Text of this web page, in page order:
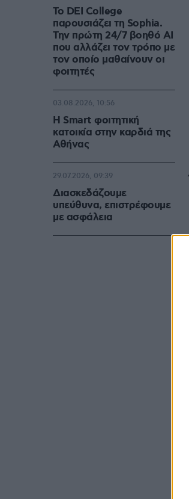
Το DEI College
παρουσιάζει τη Sophia.
Την πρώτη 24/7 βοηθό AI
που αλλάζει τον τρόπο με
τον οποίο μαθαίνουν οι
φοιτητές
Η Smart φοιτητική
κατοικία στην καρδιά της
Αθήνας
03.08.2026, 10:56
Διασκεδάζουμε
υπεύθυνα, επιστρέφουμε
με ασφάλεια
29.07.2026, 09:39